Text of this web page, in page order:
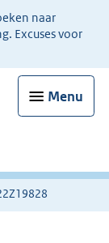
naar
Excuses voor
Menu